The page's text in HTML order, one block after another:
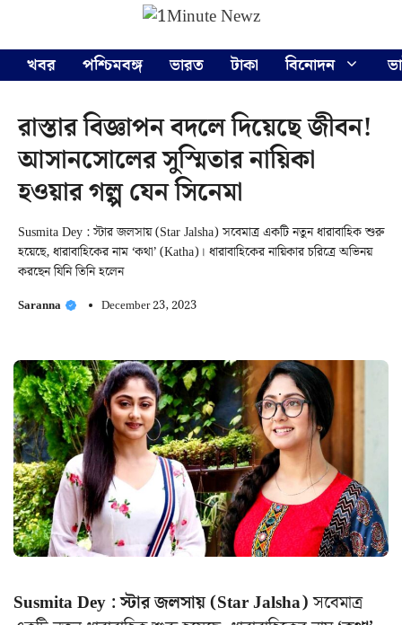
content
খবর
পশ্চিমবঙ্গ ভারত টাকা বিনোদন
রাস্তার বিজ্ঞাপন বদলে দিয়েছে জীবন!
আসানসোলের সুস্মিতার নায়িকা
হওয়ার গল্প যেন সিনেমা
Susmita Dey : স্টার জলসায় (Star Jalsha) সবেমাত্র একটি নতুন ধারাবাহিক শুরু
হয়েছে, ধারাবাহিকের নাম ‘কথা’ (Katha)। ধারাবাহিকের নায়িকার চরিত্রে অভিনয়
করছেন যিনি তিনি হলেন
Saranna December 23, 2023
Susmita Dey : স্টার জলসায় (Star Jalsha)সবেমাত্র